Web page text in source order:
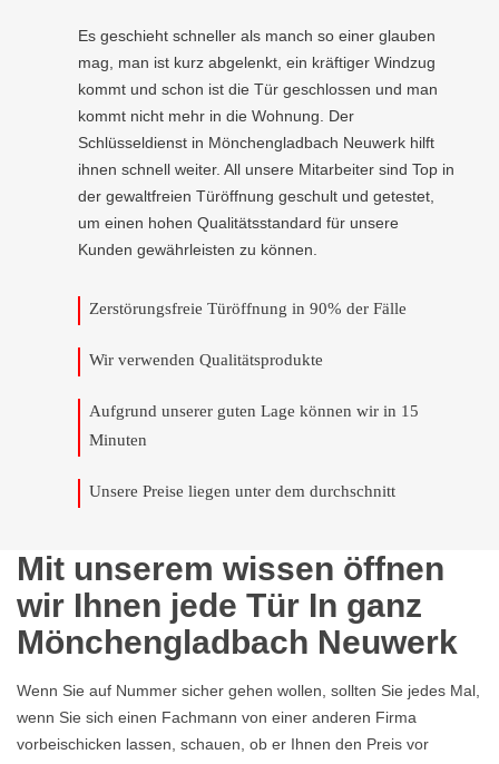
Es geschieht schneller als manch so einer glauben
mag, man ist kurz abgelenkt, ein kräftiger Windzug
kommt und schon ist die Tür geschlossen und man
kommt nicht mehr in die Wohnung. Der
Schlüsseldienst in Mönchengladbach Neuwerk hilft
ihnen schnell weiter. All unsere Mitarbeiter sind Top in
der gewaltfreien Türöffnung geschult und getestet,
um einen hohen Qualitätsstandard für unsere
Kunden gewährleisten zu können.
Zerstörungsfreie Türöffnung in 90% der Fälle
Wir verwenden Qualitätsprodukte
Aufgrund unserer guten Lage können wir in 15
Minuten
Unsere Preise liegen unter dem durchschnitt
Mit unserem wissen öffnen
wir Ihnen jede Tür In ganz
Mönchengladbach Neuwerk
Wenn Sie auf Nummer sicher gehen wollen, sollten Sie jedes Mal,
wenn Sie sich einen Fachmann von einer anderen Firma
vorbeischicken lassen, schauen, ob er Ihnen den Preis vor